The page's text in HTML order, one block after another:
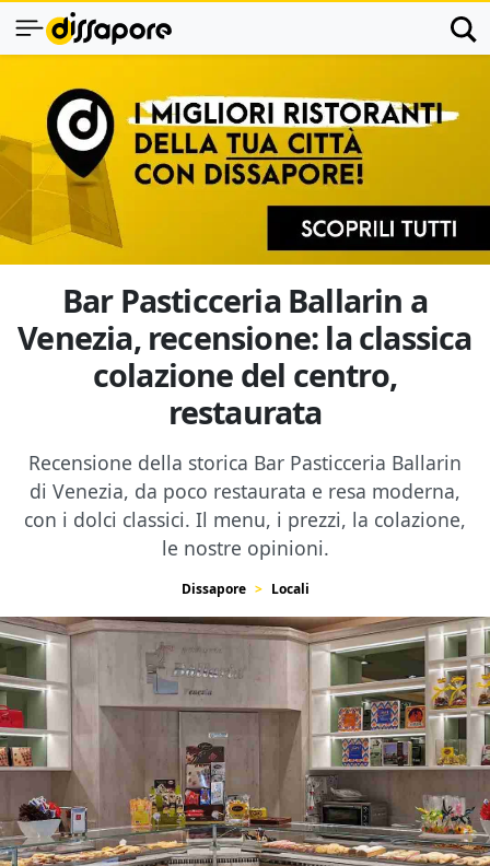
Bar Pasticceria Ballarin a
Venezia, recensione: la classica
colazione del centro,
restaurata
Recensione della storica Bar Pasticceria Ballarin
di Venezia, da poco restaurata e resa moderna,
con i dolci classici. Il menu, i prezzi, la colazione,
le nostre opinioni.
Dissapore Locali